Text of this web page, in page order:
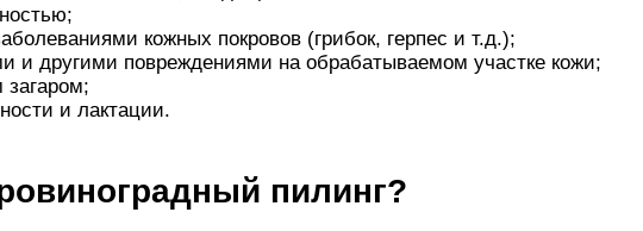
кожных покровов (грибок, герпес и т.д.);
и другими повреждениями на обрабатываемом участке кожи;
загаром;
и лактации.
пилинг?